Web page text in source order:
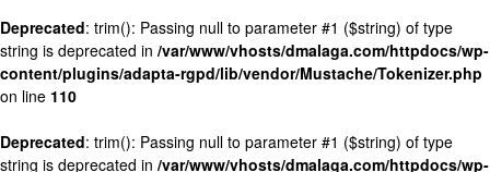
Deprecated: trim(): Passing null to parameter #1 ($string) of type
string is deprecated in /var/www/vhosts/dmalaga.com/httpdocs/wp-
content/plugins/adapta-rgpd/lib/vendor/Mustache/Tokenizer.php
on line 110
Deprecated: trim(): Passing null to parameter #1 ($string) of type
string is deprecated in /var/www/vhosts/dmalaga.com/httpdocs/wp-